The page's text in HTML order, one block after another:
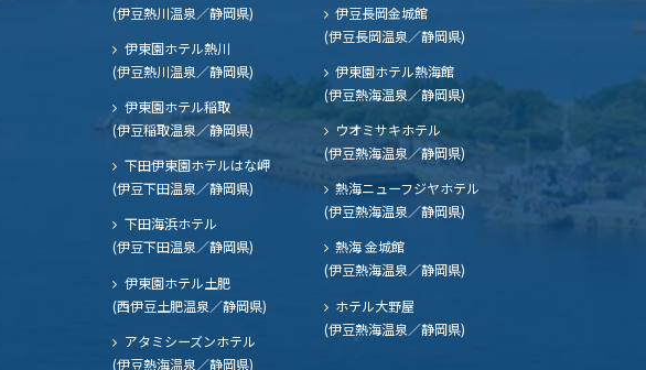
(伊豆熱川温泉／静岡県)
伊東園ホテル熱川
(伊豆熱川温泉／静岡県)
伊東園ホテル稲取
(伊豆稲取温泉／静岡県)
下田伊東園ホテルはな岬
(伊豆下田温泉／静岡県)
下田海浜ホテル
(伊豆下田温泉／静岡県)
伊東園ホテル土肥
(西伊豆土肥温泉／静岡県)
伊豆長岡金城館
(伊豆長岡温泉／静岡県)
伊東園ホテル熱海館
(伊豆熱海温泉／静岡県)
ウオミサキホテル
(伊豆熱海温泉／静岡県)
熱海ニューフジヤホテル
(伊豆熱海温泉／静岡県)
熱海 金城館
(伊豆熱海温泉／静岡県)
ホテル大野屋
(伊豆熱海温泉／静岡県)
アタミシーズンホテル
(伊豆熱海温泉／静岡県)